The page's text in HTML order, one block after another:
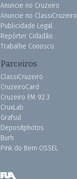
Anuncie no Cruzeiro
Anuncie no ClassiCruzeiro
Publicidade Legal
Repórter Cidadão
Trabalhe Conosco
Parceiros
ClassiCruzeiro
CruzeiroCard
Cruzeiro FM 92.3
CruxLab
Grafsul
Depositphotos
Burh
Pink do Bem OSSEL